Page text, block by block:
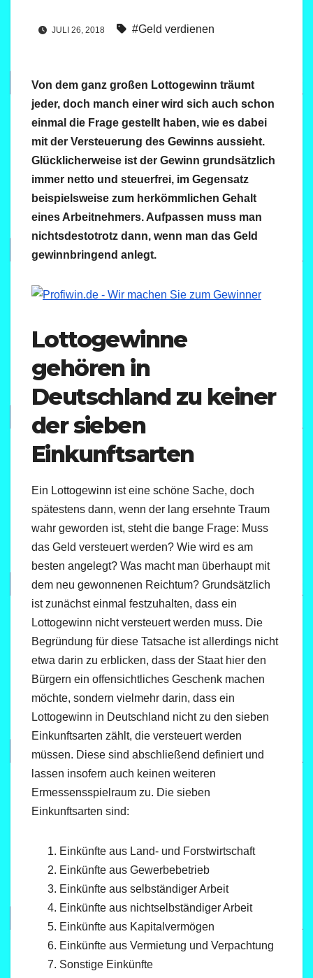
JULI 26, 2018 #Geld verdienen
Von dem ganz großen Lottogewinn träumt
jeder, doch manch einer wird sich auch schon
einmal die Frage gestellt haben, wie es dabei
mit der Versteuerung des Gewinns aussieht.
Glücklicherweise ist der Gewinn grundsätzlich
immer netto und steuerfrei, im Gegensatz
beispielsweise zum herkömmlichen Gehalt
eines Arbeitnehmers. Aufpassen muss man
nichtsdestotrotz dann, wenn man das Geld
gewinnbringend anlegt.
Lottogewinne
gehören in
Deutschland zu keiner
der sieben
Einkunftsarten
Ein Lottogewinn ist eine schöne Sache, doch
spätestens dann, wenn der lang ersehnte Traum
wahr geworden ist, steht die bange Frage: Muss
das Geld versteuert werden? Wie wird es am
besten angelegt? Was macht man überhaupt mit
dem neu gewonnenen Reichtum? Grundsätzlich
ist zunächst einmal festzuhalten, dass ein
Lottogewinn nicht versteuert werden muss. Die
Begründung für diese Tatsache ist allerdings nicht
etwa darin zu erblicken, dass der Staat hier den
Bürgern ein offensichtliches Geschenk machen
möchte, sondern vielmehr darin, dass ein
Lottogewinn in Deutschland nicht zu den sieben
Einkunftsarten zählt, die versteuert werden
müssen. Diese sind abschließend definiert und
lassen insofern auch keinen weiteren
Ermessensspielraum zu. Die sieben
Einkunftsarten sind:
Einkünfte aus Land- und Forstwirtschaft
Einkünfte aus Gewerbebetrieb
Einkünfte aus selbständiger Arbeit
Einkünfte aus nichtselbständiger Arbeit
Einkünfte aus Kapitalvermögen
Einkünfte aus Vermietung und Verpachtung
Sonstige Einkünfte